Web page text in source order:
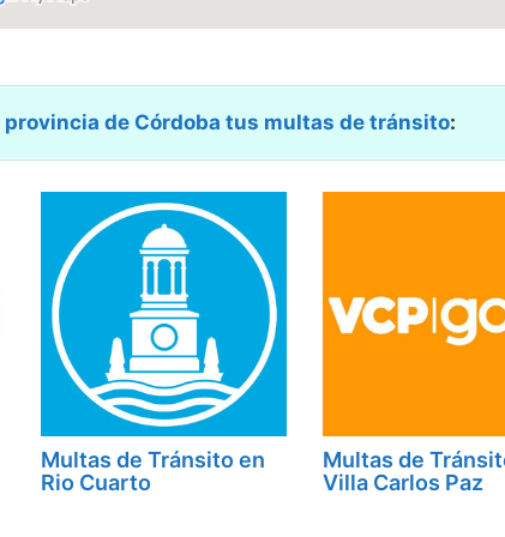
provincia de Córdoba tus multas de tránsito:
Multas de Tránsito en
Rio Cuarto
Multas de
Villa Carlos Paz